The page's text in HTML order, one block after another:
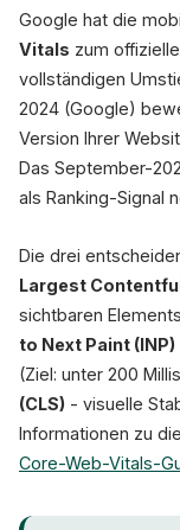
Google hat die
Vitals zum
vollständigen
2024 (Google)
Version Ihrer
Das September-
als Ranking-Signal
Die drei
Largest
sichtbaren
to Next Paint (INP)
(Ziel: unter 200
(CLS) - visuelle
Informationen zu
Core-Web-Vitals-